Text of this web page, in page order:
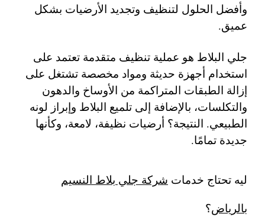
وأفضل الحلول لتنظيف وتجديد الأرضيات بشكل
عميق.
جلي البلاط هو عملية تنظيف متقدمة تعتمد على
استخدام أجهزة حديثة ومواد مخصصة تشتغل على
إزالة الطبقات المتراكمة من الأوساخ والدهون
والتكلسات، بالإضافة إلى تلميع البلاط وإبراز لونه
الطبيعي. النتيجة؟ أرضيات نظيفة، لامعة، وكأنها
جديدة تمامًا.
ليه تحتاج خدمات شركة جلي بلاط النسيم
بالرياض؟